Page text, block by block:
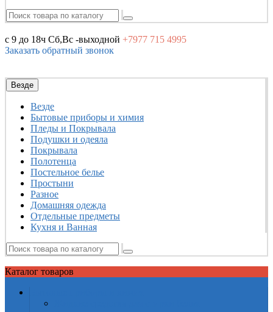
с 9 до 18ч Сб,Вс -выходной +7977 715 4995
Заказать обратный звонок
Везде
Везде
Бытовые приборы и химия
Пледы и Покрывала
Подушки и одеяла
Покрывала
Полотенца
Постельное белье
Простыни
Разное
Домашняя одежда
Отдельные предметы
Кухня и Ванная
Каталог товаров